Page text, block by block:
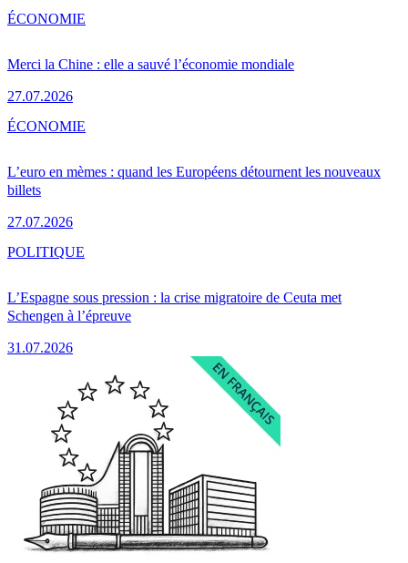
Merci la Chine : elle a sauvé l’économie mondiale
27.07.2026
ÉCONOMIE
L’euro en mèmes : quand les Européens détournent les nouveaux
billets
27.07.2026
ÉCONOMIE
L’Espagne sous pression : la crise migratoire de Ceuta met
Schengen à l’épreuve
31.07.2026
POLITIQUE